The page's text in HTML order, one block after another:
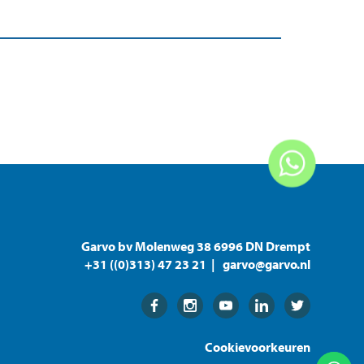
Garvo bv Molenweg 38 6996 DN Drempt
+31 ((0)313) 47 23 21
garvo@garvo.nl
FacebookInstagramYoutubeLinkedinTwitter
Cookievoorkeuren